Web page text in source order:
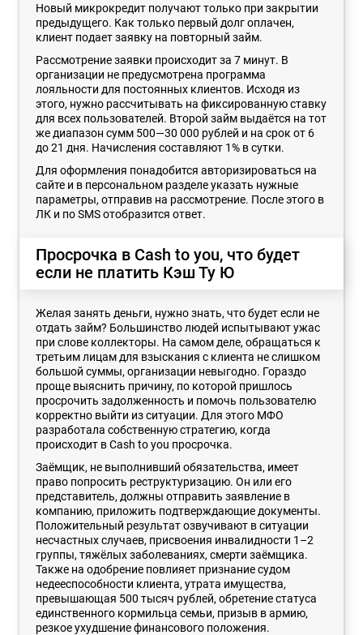
Новый микрокредит получают только при закрытии
предыдущего. Как только первый долг оплачен,
клиент подает заявку на повторный займ.
Рассмотрение заявки происходит за 7 минут. В
организации не предусмотрена программа
лояльности для постоянных клиентов. Исходя из
этого, нужно рассчитывать на фиксированную ставку
для всех пользователей. Второй займ выдаётся на тот
же диапазон сумм 500—30 000 рублей и на срок от 6
до 21 дня. Начисления составляют 1% в сутки.
Для оформления понадобится авторизироваться на
сайте и в персональном разделе указать нужные
параметры, отправив на рассмотрение. После этого в
ЛК и по SMS отобразится ответ.
Просрочка в Cash to you, что будет
если не платить Кэш Ту Ю
Желая занять деньги, нужно знать, что будет если не
отдать займ? Большинство людей испытывают ужас
при слове коллекторы. На самом деле, обращаться к
третьим лицам для взыскания с клиента не слишком
большой суммы, организации невыгодно. Гораздо
проще выяснить причину, по которой пришлось
просрочить задолженность и помочь пользователю
корректно выйти из ситуации. Для этого МФО
разработала собственную стратегию, когда
происходит в Cash to you просрочка.
Заёмщик, не выполнивший обязательства, имеет
право попросить реструктуризацию. Он или его
представитель, должны отправить заявление в
компанию, приложить подтверждающие документы.
Положительный результат озвучивают в ситуации
несчастных случаев, присвоения инвалидности 1–2
группы, тяжёлых заболеваниях, смерти заёмщика.
Также на одобрение повлияет признание судом
недееспособности клиента, утрата имущества,
превышающая 500 тысяч рублей, обретение статуса
единственного кормильца семьи, призыв в армию,
резкое ухудшение финансового положения.